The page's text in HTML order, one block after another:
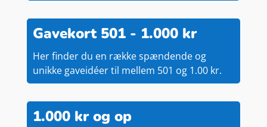
Gavekort 501 - 1.000 kr
Her finder du en række spændende og
unikke gaveidéer til mellem 501 og 1.00 kr.
1.000 kr og op